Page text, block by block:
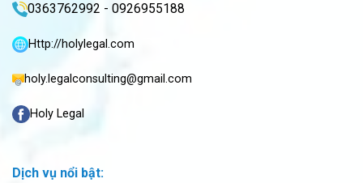
0363762992 - 0926955188
Http://holylegal.com
holy.legalconsulting@gmail.com
Holy Legal
Dịch vụ nổi bật: